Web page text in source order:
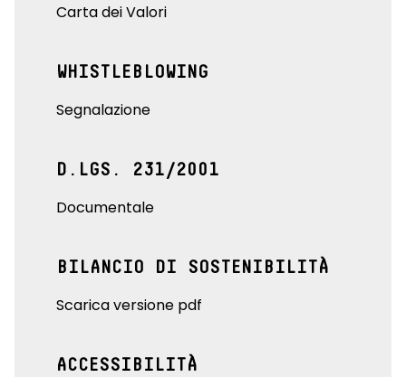
Carta dei Valori
WHISTLEBLOWING
Segnalazione
D.LGS. 231/2001
Documentale
BILANCIO DI SOSTENIBILITÀ
Scarica versione pdf
ACCESSIBILITÀ